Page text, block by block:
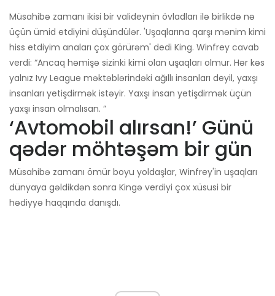
Müsahibə zamanı ikisi bir valideynin övladları ilə birlikdə nə
üçün ümid etdiyini düşündülər. 'Uşaqlarına qarşı mənim kimi
hiss etdiyim anaları çox görürəm' dedi King. Winfrey cavab
verdi: “Ancaq həmişə sizinki kimi olan uşaqları olmur. Hər kəs
yalnız Ivy League məktəblərindəki ağıllı insanları deyil, yaxşı
insanları yetişdirmək istəyir. Yaxşı insan yetişdirmək üçün
yaxşı insan olmalısan. ”
‘Avtomobil alırsan!’ Günü
qədər möhtəşəm bir gün
Müsahibə zamanı ömür boyu yoldaşlar, Winfrey'in uşaqları
dünyaya gəldikdən sonra Kingə verdiyi çox xüsusi bir
hədiyyə haqqında danışdı.